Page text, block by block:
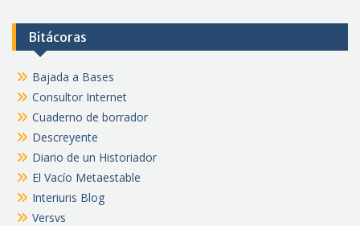
Bitácoras
Bajada a Bases
Consultor Internet
Cuaderno de borrador
Descreyente
Diario de un Historiador
El Vacío Metaestable
Interiuris Blog
Versvs